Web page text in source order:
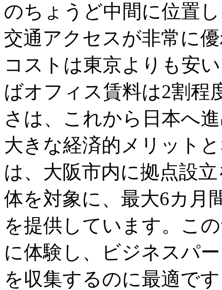
のちょうど中間に位置
交通アクセスが非常に
コストは東京よりも安
ばオフィス賃料は2割程
さは、これから日本へ
大きな経済的メリット
は、大阪市内に拠点設
体を対象に、最大6カ月
を提供しています。こ
に体験し、ビジネスパ
を収集するのに最適で